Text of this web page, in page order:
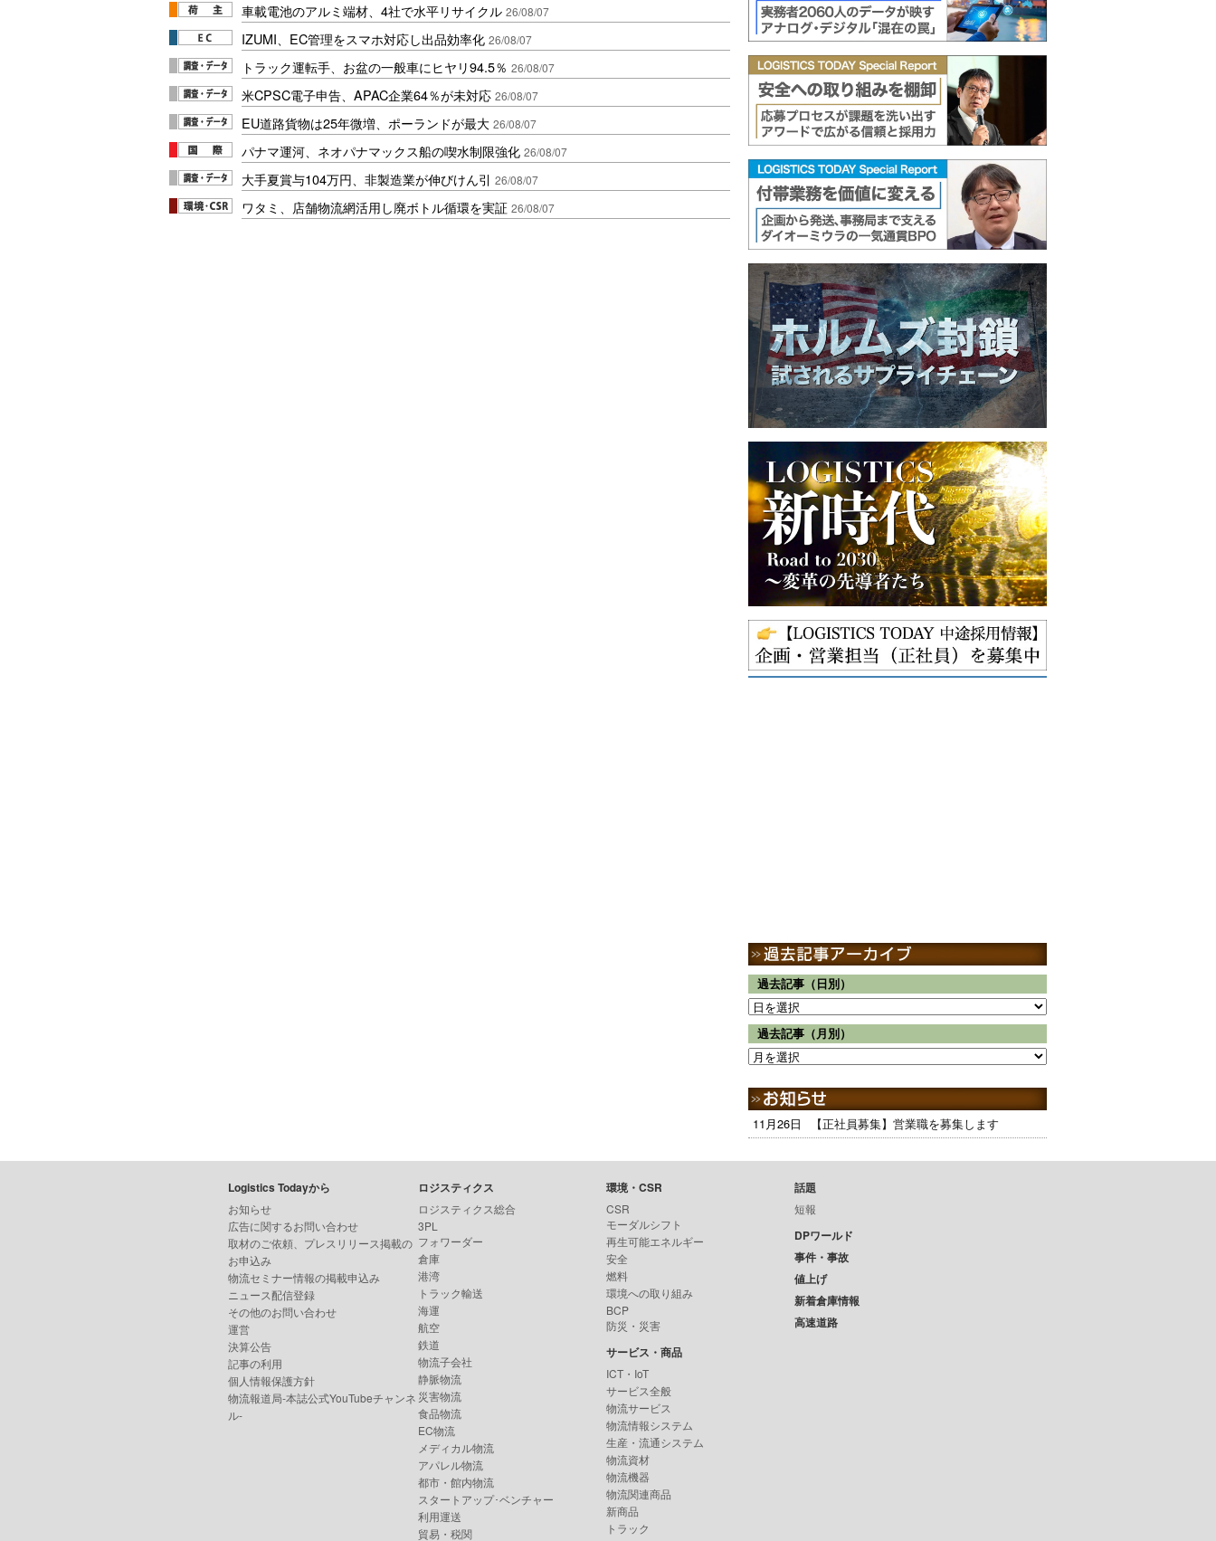
車載電池のアルミ端材、4社で水平リサイクル 26/08/07
IZUMI、EC管理をスマホ対応し出品効率化 26/08/07
トラック運転手、お盆の一般車にヒヤリ94.5％ 26/08/07
米CPSC電子申告、APAC企業64％が未対応 26/08/07
EU道路貨物は25年微増、ポーランドが最大 26/08/07
パナマ運河、ネオパナマックス船の喫水制限強化 26/08/07
大手夏賞与104万円、非製造業が伸びけん引 26/08/07
ワタミ、店舗物流網活用し廃ボトル循環を実証 26/08/07
過去記事（日別）
過去記事（月別）
11月26日 【正社員募集】営業職を募集します
Logistics Todayから
お知らせ
広告に関するお問い合わせ
取材のご依頼、プレスリリース掲載の
お申込み
物流セミナー情報の掲載申込み
ニュース配信登録
その他のお問い合わせ
運営
決算公告
記事の利用
個人情報保護方針
物流報道局-本誌公式YouTubeチャンネ
ル-
ロジスティクス
ロジスティクス総合
3PL
フォワーダー
倉庫
港湾
トラック輸送
海運
航空
鉄道
物流子会社
静脈物流
災害物流
食品物流
EC物流
メディカル物流
アパレル物流
都市・館内物流
スタートアップ･ベンチャー
利用運送
貿易・税関
環境・CSR
CSR
モーダルシフト
再生可能エネルギー
安全
燃料
環境への取り組み
BCP
防災・災害
サービス・商品
ICT・IoT
サービス全般
物流サービス
物流情報システム
生産・流通システム
物流資材
物流機器
物流関連商品
新商品
トラック
話題
短報
DPワールド
事件・事故
値上げ
新着倉庫情報
高速道路